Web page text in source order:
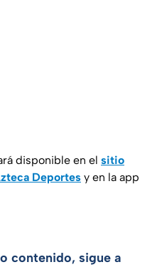
disponible en el sitio
Deportes y en la app
contenido, sigue a